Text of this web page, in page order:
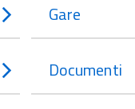
Gare
Documenti